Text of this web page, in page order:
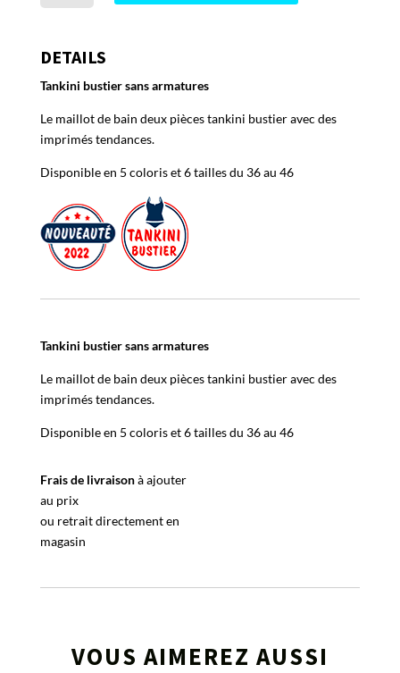
Ana
DETAILS
Tankini bustier sans armatures
Le maillot de bain deux pièces tankini bustier avec des
imprimés tendances.
Disponible en 5 coloris et 6 tailles du 36 au 46
Tankini bustier sans armatures
Le maillot de bain deux pièces tankini bustier avec des
imprimés tendances.
Disponible en 5 coloris et 6 tailles du 36 au 46
Frais de livraisonà ajouter
au prix
ou retrait directement en
magasin
VOUS AIMEREZ AUSSI